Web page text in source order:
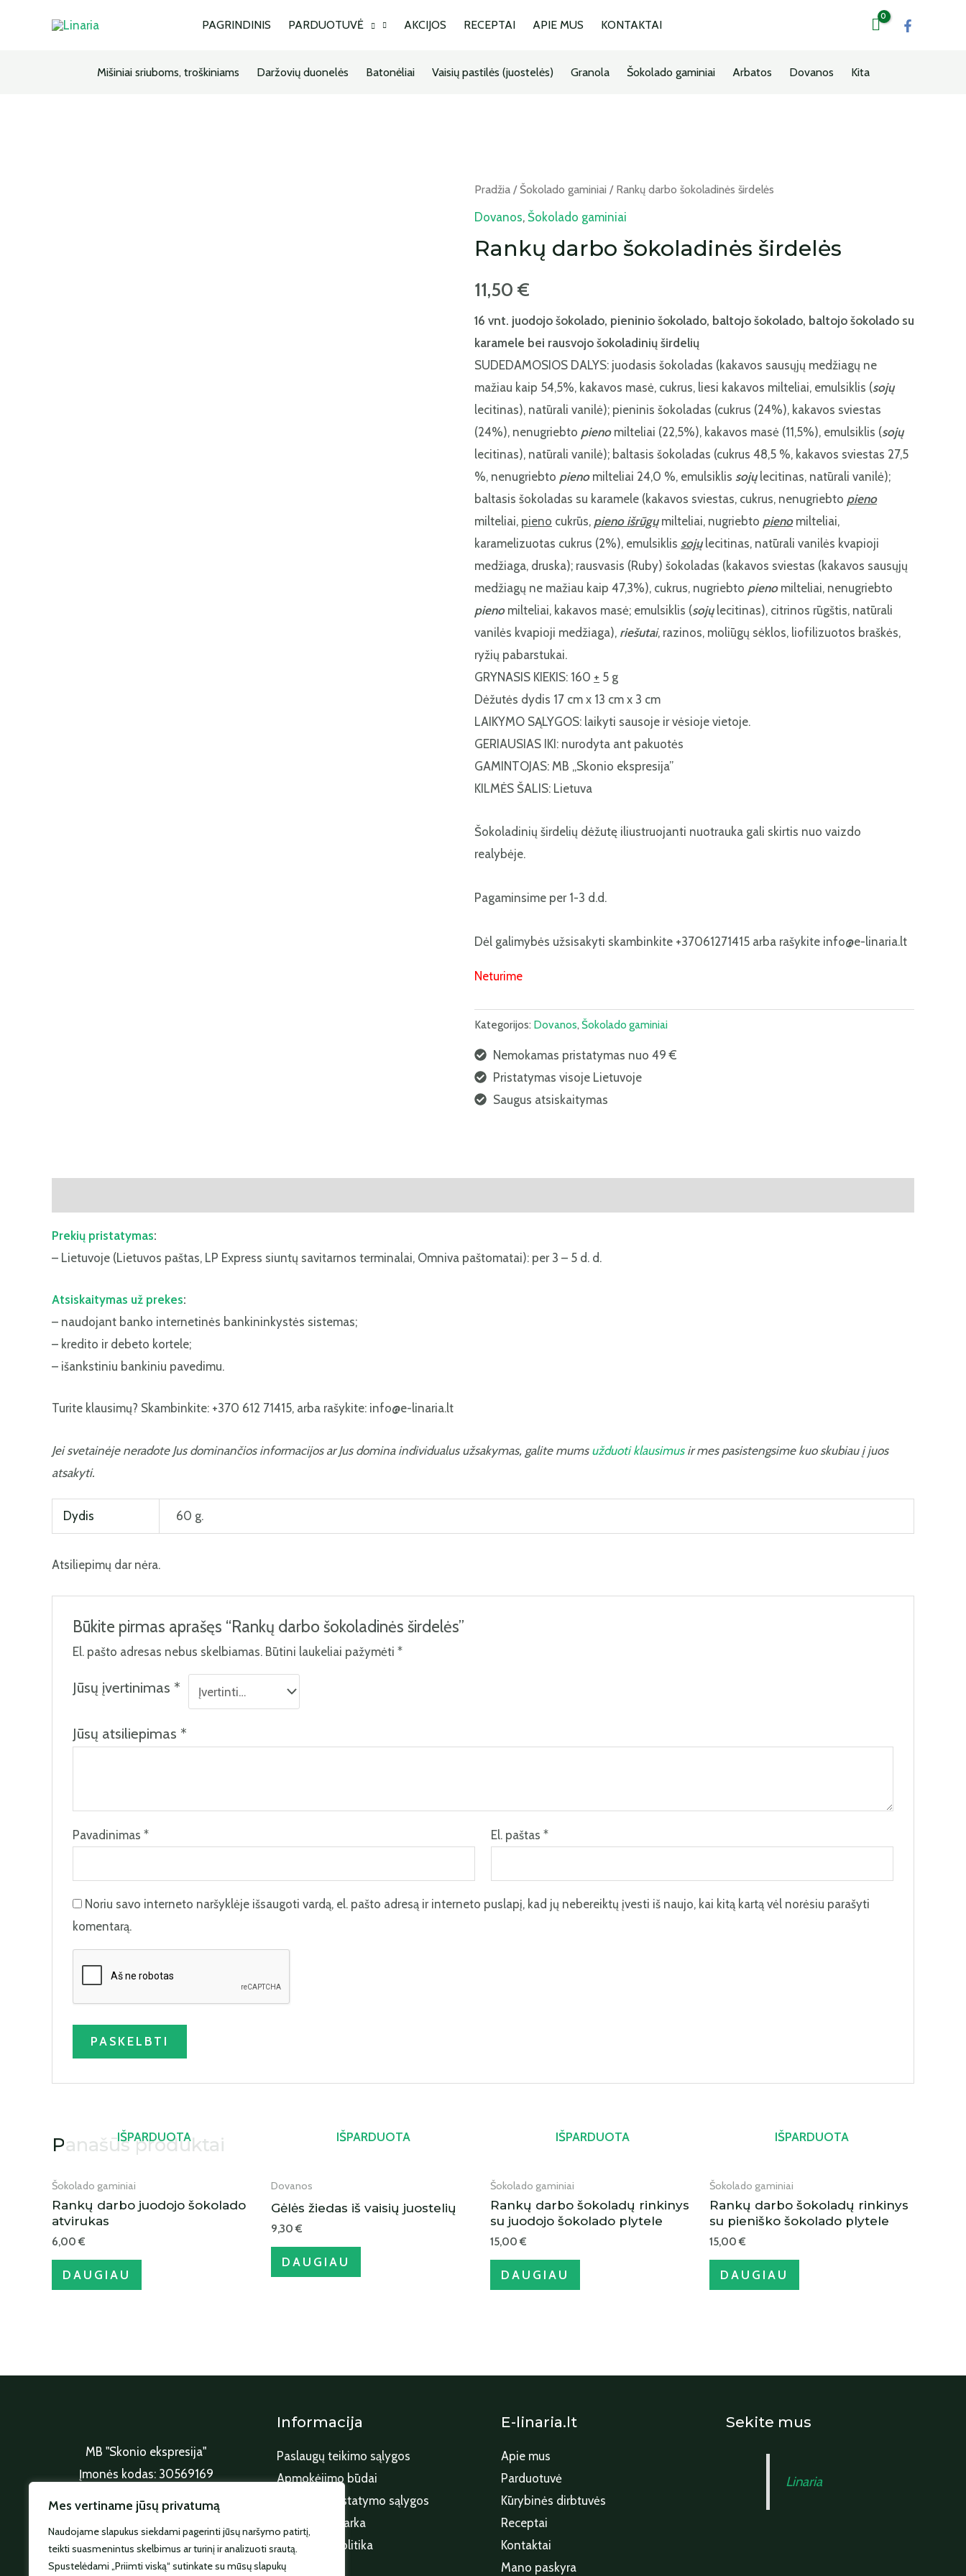
Mes vertiname jūsų privatumą
Naudojame slapukus siekdami pagerinti jūsų naršymo patirtį,
teikti suasmenintus skelbimus ar turinį ir analizuoti srautą.
Spustelėdami „Priimti viską“ sutinkate su mūsų slapukų
PAGRINDINIS PARDUOTUVĖ AKCIJOS RECEPTAI APIE MUS KONTAKTAI
Mišiniai sriuboms, troškiniams Daržovių duonelės Batonėliai Vaisių pastilės (juostelės) Granola Šokolado gaminiai Arbatos Dovanos Kita
Pradžia / Šokolado gaminiai / Rankų darbo šokoladinės širdelės
Dovanos, Šokolado gaminiai
Rankų darbo šokoladinės širdelės
11,50 €
16 vnt. juodojo šokolado, pieninio šokolado, baltojo šokolado, baltojo šokolado su
karamele bei rausvojo šokoladinių širdelių
SUDEDAMOSIOS DALYS: juodasis šokoladas (kakavos sausųjų medžiagų ne
mažiau kaip 54,5%, kakavos masė, cukrus, liesi kakavos milteliai, emulsiklis (sojų
lecitinas), natūrali vanilė); pieninis šokoladas (cukrus (24%), kakavos sviestas
(24%), nenugriebto pienomilteliai (22,5%), kakavos masė (11,5%), emulsiklis (sojų
lecitinas), natūrali vanilė); baltasis šokoladas (cukrus 48,5 %, kakavos sviestas 27,5
%, nenugriebto pienomilteliai 24,0 %, emulsiklis sojųlecitinas, natūrali vanilė);
baltasis šokoladas su karamele (kakavos sviestas, cukrus, nenugriebto pieno
milteliai, pieno cukrūs, pieno išrūgųmilteliai, nugriebto pienomilteliai,
karamelizuotas cukrus (2%), emulsiklis sojų lecitinas, natūrali vanilės kvapioji
medžiaga, druska); rausvasis (Ruby) šokoladas (kakavos sviestas (kakavos sausųjų
medžiagų ne mažiau kaip 47,3%), cukrus, nugriebto pieno milteliai, nenugriebto
pienomilteliai, kakavos masė; emulsiklis (sojųlecitinas), citrinos rūgštis, natūrali
vanilės kvapioji medžiaga), riešutai, razinos, moliūgų sėklos, liofilizuotos braškės,
ryžių pabarstukai.
GRYNASIS KIEKIS: 160 + 5 g
Dėžutės dydis 17 cm x 13 cm x 3 cm
LAIKYMO SĄLYGOS: laikyti sausoje ir vėsioje vietoje.
GERIAUSIAS IKI: nurodyta ant pakuotės
GAMINTOJAS: MB „Skonio ekspresija”
KILMĖS ŠALIS: Lietuva
Šokoladinių širdelių dėžutę iliustruojanti nuotrauka gali skirtis nuo vaizdo
realybėje.
Pagaminsime per 1-3 d.d.
Dėl galimybės užsisakyti skambinkite +37061271415 arba rašykite info@e-linaria.lt
Neturime
Kategorijos: Dovanos, Šokolado gaminiai
Nemokamas pristatymas nuo 49 €
Pristatymas visoje Lietuvoje
Saugus atsiskaitymas
Prekių pristatymas:
– Lietuvoje (Lietuvos paštas, LP Express siuntų savitarnos terminalai, Omniva paštomatai): per 3 – 5 d. d.
Atsiskaitymas už prekes:
– naudojant banko internetinės bankininkystės sistemas;
– kredito ir debeto kortele;
– išankstiniu bankiniu pavedimu.
Turite klausimų? Skambinkite: +370 612 71415, arba rašykite: info@e-linaria.lt
Jei svetainėje neradote Jus dominančios informacijos ar Jus domina individualus užsakymas, galite mums užduoti klausimusir mes pasistengsime kuo skubiau į juos
atsakyti.
Dydis 60 g.
Atsiliepimų dar nėra.
Būkite pirmas aprašęs “Rankų darbo šokoladinės širdelės”
El. pašto adresas nebus skelbiamas. Būtini laukeliai pažymėti*
Jūsų įvertinimas *
Jūsų atsiliepimas *
Pavadinimas* El. paštas*
Noriu savo interneto naršyklėje išsaugoti vardą, el. pašto adresą ir interneto puslapį, kad jų nebereiktų įvesti iš naujo, kai kitą kartą vėl norėsiu parašyti
komentarą.
Panašūs produktai
IŠPARDUOTA
Šokolado gaminiai
Rankų darbo juodojo šokolado
atvirukas
6,00€
DAUGIAU
IŠPARDUOTA
Dovanos
Gėlės žiedas iš vaisių juostelių
9,30€
DAUGIAU
IŠPARDUOTA
Šokolado gaminiai
Rankų darbo šokoladų rinkinys
su juodojo šokolado plytele
15,00€
DAUGIAU
IŠPARDUOTA
Šokolado gaminiai
Rankų darbo šokoladų rinkinys
su pieniško šokolado plytele
15,00€
DAUGIAU
MB "Skonio ekspresija"
Įmonės kodas: 30569169
Tel.: +370 612 71415
E. p. info@e-linaria.lt
Informacija
Paslaugų teikimo sąlygos
Apmokėjimo būdai
Produktų pristatymo sąlygos
Grąžinimo tvarka
Privatumo politika
E-linaria.lt
Apie mus
Parduotuvė
Kūrybinės dirbtuvės
Receptai
Kontaktai
Mano paskyra
Sekite mus
Linaria